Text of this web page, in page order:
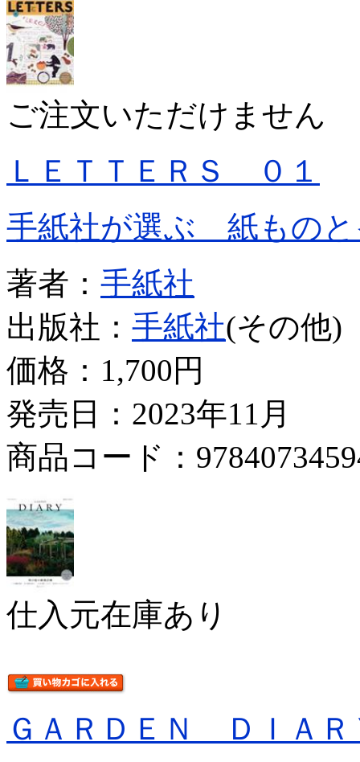
ご注文いただけません
ＬＥＴＴＥＲＳ ０１
手紙社が選ぶ 紙ものと
著者： 手紙社
出版社： 手紙社(その他)
価格： 1,700円
発売日：2023年11月
商品コード：
仕入元在庫あり
ＧＡＲＤＥＮ ＤＩＡ